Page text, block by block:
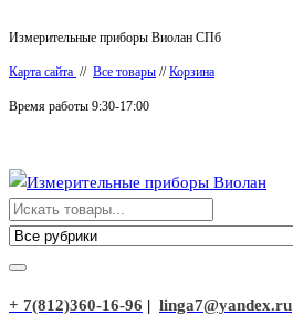
к
содержимому
Измерительные приборы Виолан СПб
Карта сайта // Все товары //Корзина
Время работы 9:30-17:00
Измерительные приборы Виолан
+ 7(812)360-16-96 | linga7@yandex.ru